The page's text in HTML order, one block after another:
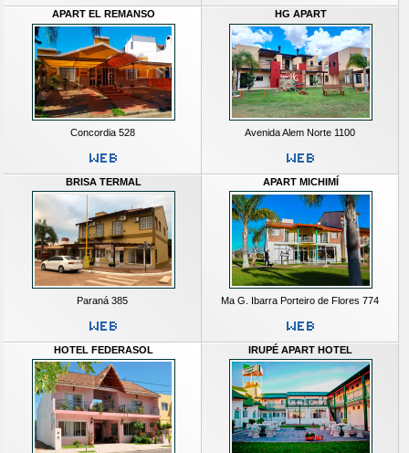
APART EL REMANSO
Concordia 528
HG APART
Avenida Alem Norte 1100
BRISA TERMAL
Paraná 385
APART MICHIMÍ
Ma G. Ibarra Porteiro de Flores 774
HOTEL FEDERASOL IRUPÉ APART HOTEL